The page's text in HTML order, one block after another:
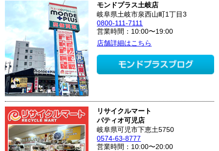
モンドプラス土岐店
岐阜県土岐市泉西山町1丁目3
0800-111-7111
営業時間：10:00〜19:00
店舗詳細はこちら
リサイクルマート
パティオ可児店
岐阜県可児市下恵土5750
0574-63-8777
営業時間：10:00〜20:00